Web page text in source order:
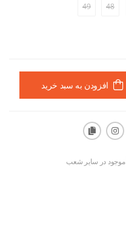
48
49
افزودن به سبد خرید
موجود در سایر شعب